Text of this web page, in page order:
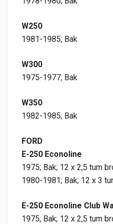
W250
1981-1985; Bak
W300
1975-1977; Bak
W350
1982-1985; Bak
FORD
E-250 Econoline
1975; Bak; 12 x 2,5 tum
1980-1981; Bak; 12 x 3
E-250 Econoline Club
1975; Bak; 12 x 2,5 tum